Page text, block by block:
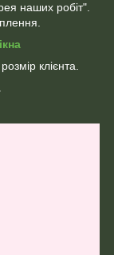
наших робіт".
клієнта.